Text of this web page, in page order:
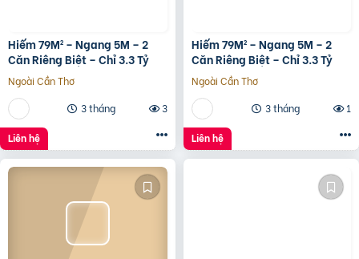
Hiếm 79M² – Ngang 5M – 2
Căn Riêng Biệt – Chỉ 3.3 Tỷ
Ngoài Cần Thơ
3 tháng
3
Liên hệ
Hiếm 79M² – Ngang 5M – 2
Căn Riêng Biệt – Chỉ 3.3 Tỷ
Ngoài Cần Thơ
3 tháng
1
Liên hệ